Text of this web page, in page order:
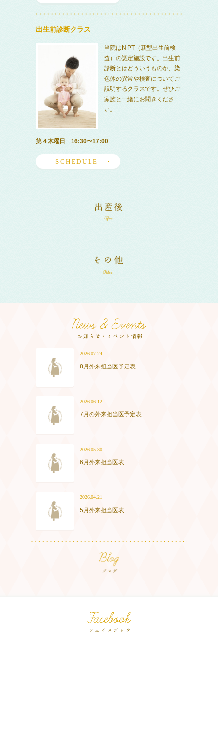
出生前診断クラス
当院はNIPT（新型出生前検
査）の認定施設です。出生前
診断とはどういうものか、染
色体の異常や検査についてご
説明するクラスです。ぜひご
家族と一緒にお聞きくださ
い。
第４木曜日 16:30〜17:00
SCHEDULE
2026.07.24
8月外来担当医予定表
2026.06.12
7月の外来担当医予定表
2026.05.30
6月外来担当医表
2026.04.21
5月外来担当医表